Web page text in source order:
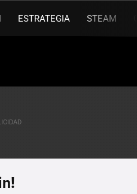
ESTRATEGIA STEAM